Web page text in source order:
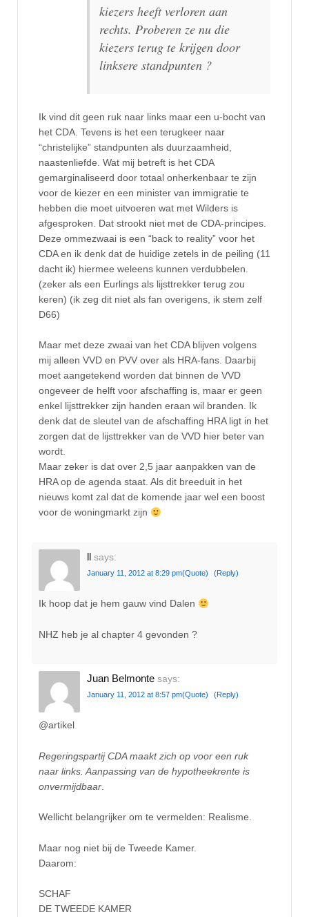
kiezers heeft verloren aan
rechts. Proberen ze nu die
kiezers terug te krijgen door
linksere standpunten ?
Ik vind dit geen ruk naar links maar een u-bocht van
het CDA. Tevens is het een terugkeer naar
“christelijke” standpunten als duurzaamheid,
naastenliefde. Wat mij betreft is het CDA
gemarginaliseerd door totaal onherkenbaar te zijn
voor de kiezer en een minister van immigratie te
hebben die moet uitvoeren wat met Wilders is
afgesproken. Dat strookt niet met de CDA-principes.
Deze ommezwaai is een “back to reality” voor het
CDA en ik denk dat de huidige zetels in de peiling (11
dacht ik) hiermee weleens kunnen verdubbelen.
(zeker als een Eurlings als lijsttrekker terug zou
keren) (ik zeg dit niet als fan overigens, ik stem zelf
D66)
Maar met deze zwaai van het CDA blijven volgens
mij alleen VVD en PVV over als HRA-fans. Daarbij
moet aangetekend worden dat binnen de VVD
ongeveer de helft voor afschaffing is, maar er geen
enkel lijsttrekker zijn handen eraan wil branden. Ik
denk dat de sleutel van de afschaffing HRA ligt in het
zorgen dat de lijsttrekker van de VVD hier beter van
wordt.
Maar zeker is dat over 2,5 jaar aanpakken van de
HRA op de agenda staat. Als dit breeduit in het
nieuws komt zal dat de komende jaar wel een boost
voor de woningmarkt zijn
ll says:
January 11, 2012 at 8:29 pm(Quote) (Reply)
Ik hoop dat je hem gauw vind Dalen
NHZ heb je al chapter 4 gevonden ?
Juan Belmonte says:
January 11, 2012 at 8:57 pm(Quote) (Reply)
@artikel
Regeringspartij CDA maakt zich op voor een ruk
naar links. Aanpassing van de hypotheekrente is
onvermijdbaar
Wellicht belangrijker om te vermelden: Realisme.
Maar nog niet bij de Tweede Kamer.
Daarom:
SCHAF
DE TWEEDE KAMER